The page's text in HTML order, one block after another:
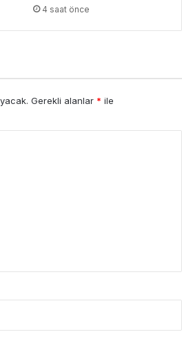
4 saat önce
Gerekli alanlar * ile